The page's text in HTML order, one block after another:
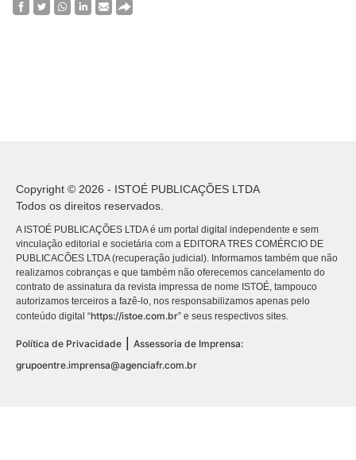
Copyright © 2026 - ISTOÉ PUBLICAÇÕES LTDA
Todos os direitos reservados.
A ISTOÉ PUBLICAÇÕES LTDA é um portal digital independente e sem
vinculação editorial e societária com a EDITORA TRES COMÉRCIO DE
PUBLICACÕES LTDA (recuperação judicial). Informamos também que não
realizamos cobranças e que também não oferecemos cancelamento do
contrato de assinatura da revista impressa de nome ISTOÉ, tampouco
autorizamos terceiros a fazê-lo, nos responsabilizamos apenas pelo
conteúdo digital “https://istoe.com.br” e seus respectivos sites.
Política de Privacidade
Assessoria de Imprensa:
grupoentre.imprensa@agenciafr.com.br